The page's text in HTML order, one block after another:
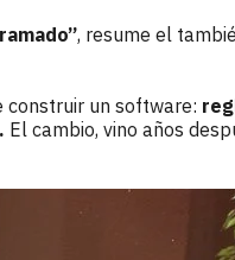
, resume el
construir un software:
El cambio, vino años